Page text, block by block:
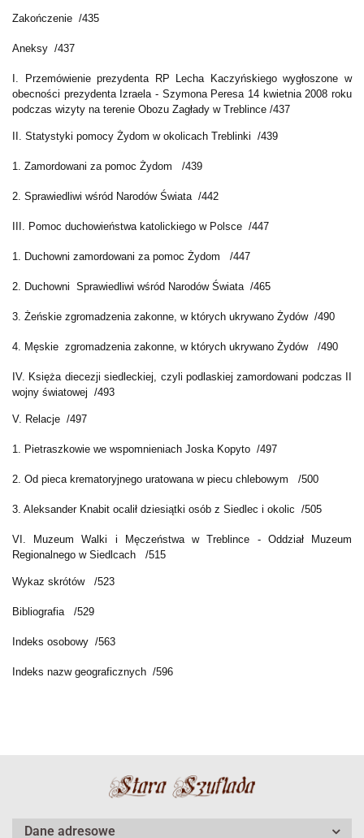
Zakończenie /435
Aneksy /437
I. Przemówienie prezydenta RP Lecha Kaczyńskiego wygłoszone w
obecności prezydenta Izraela - Szymona Peresa 14 kwietnia 2008 roku
podczas wizyty na terenie Obozu Zagłady w Treblince /437
II. Statystyki pomocy Żydom w okolicach Treblinki /439
1. Zamordowani za pomoc Żydom /439
2. Sprawiedliwi wśród Narodów Świata /442
III. Pomoc duchowieństwa katolickiego w Polsce /447
1. Duchowni zamordowani za pomoc Żydom /447
2. Duchowni Sprawiedliwi wśród Narodów Świata /465
3. Żeńskie zgromadzenia zakonne, w których ukrywano Żydów /490
4. Męskie zgromadzenia zakonne, w których ukrywano Żydów /490
IV. Księża diecezji siedleckiej, czyli podlaskiej zamordowani podczas II
wojny światowej /493
V. Relacje /497
1. Pietraszkowie we wspomnieniach Joska Kopyto /497
2. Od pieca krematoryjnego uratowana w piecu chlebowym /500
3. Aleksander Knabit ocalił dziesiątki osób z Siedlec i okolic /505
VI. Muzeum Walki i Męczeństwa w Treblince - Oddział Muzeum
Regionalnego w Siedlcach /515
Wykaz skrótów /523
Bibliografia /529
Indeks osobowy /563
Indeks nazw geograficznych /596
Dane adresowe